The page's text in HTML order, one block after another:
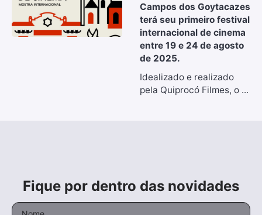
Campos dos Goytacazes
terá seu primeiro festival
internacional de cinema
entre 19 e 24 de agosto
de 2025.
Idealizado e realizado
pela Quiprocó Filmes, o ...
Fique por dentro das novidades